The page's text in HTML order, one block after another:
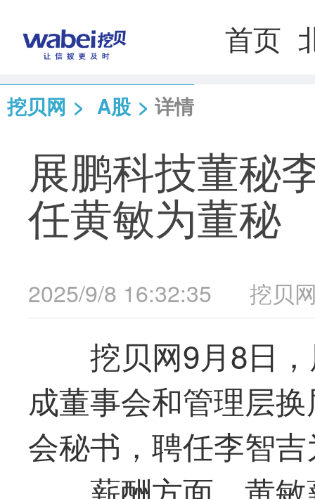
首页
挖贝网 > A股 > 详情
展鹏科技董秘
任黄敏为董秘
2025/9/8 16:32:35 挖贝
挖贝网9月8日
成董事会和管理层
会秘书，聘任李智
薪酬方面，黄